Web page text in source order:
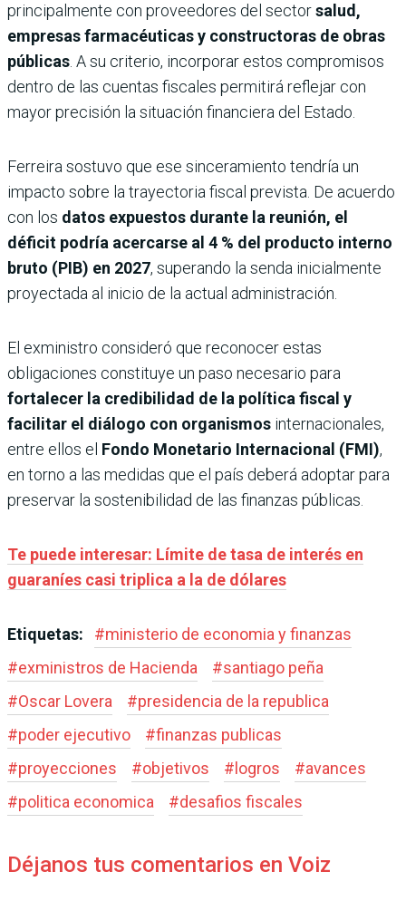
principalmente con proveedores del sectorsalud,
empresas farmacéuticas y constructoras de obras
públicas. A su criterio, incorporar estos compromisos
dentro de las cuentas fiscales permitirá reflejar con
mayor precisión la situación financiera del Estado.
Ferreira sostuvo que ese sinceramiento tendría un
impacto sobre la trayectoria fiscal prevista. De acuerdo
con los datos expuestos durante la reunión, el
déficit podría acercarse al 4 % del producto interno
bruto (PIB) en 2027, superando la senda inicialmente
proyectada al inicio de la actual administración.
El exministro consideró que reconocer estas
obligaciones constituye un paso necesario para
fortalecer la credibilidad de la política fiscal y
facilitar el diálogo con organismos internacionales,
entre ellos el Fondo Monetario Internacional (FMI),
en torno a las medidas que el país deberá adoptar para
preservar la sostenibilidad de las finanzas públicas.
Te puede interesar: Límite de tasa de interés en
guaraníes casi triplica a la de dólares
Etiquetas: #ministerio de economia y finanzas
#exministros de Hacienda #santiago peña
#Oscar Lovera #presidencia de la republica
#poder ejecutivo #finanzas publicas
#proyecciones #objetivos # logros #avances
#politica economica #desafios fiscales
Déjanos tus comentarios en Voiz